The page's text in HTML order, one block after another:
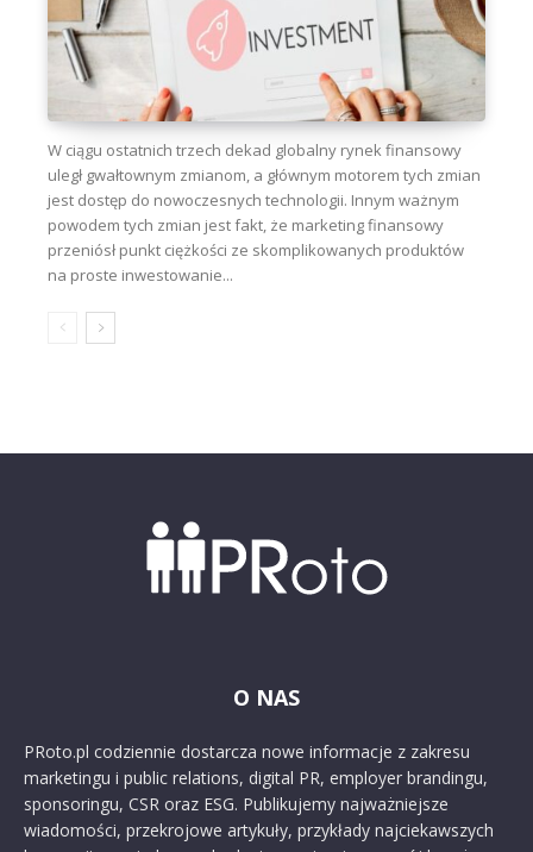
W ciągu ostatnich trzech dekad globalny rynek finansowy
uległ gwałtownym zmianom, a głównym motorem tych zmian
jest dostęp do nowoczesnych technologii. Innym ważnym
powodem tych zmian jest fakt, że marketing finansowy
przeniósł punkt ciężkości ze skomplikowanych produktów
na proste inwestowanie...
O NAS
PRoto.pl codziennie dostarcza nowe informacje z zakresu
marketingu i public relations, digital PR, employer brandingu,
sponsoringu, CSR oraz ESG. Publikujemy najważniejsze
wiadomości, przekrojowe artykuły, przykłady najciekawszych